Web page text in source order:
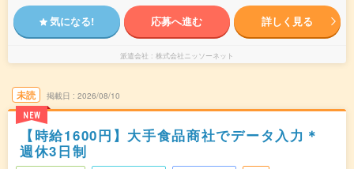
気になる! 応募へ進む 詳しく見る
派遣会社 株式会社ニッソーネット
未読
NEW
掲載日 2026/08/10
【時給1600円】大手食品商社でデータ入力＊
週休3日制